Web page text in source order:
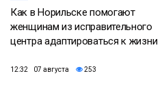
Как в Норильске помогают
женщинам из исправительного
центра адаптироваться к жизни
12:32 07 августа 253